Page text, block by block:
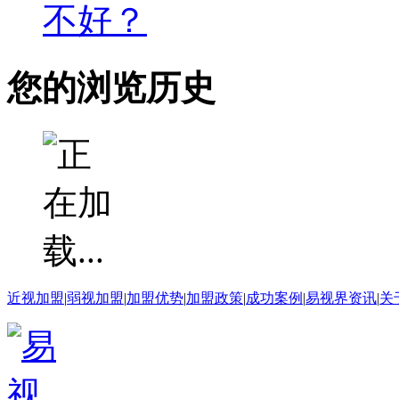
不好？
您的浏览历史
近视加盟|弱视加盟|加盟优势|加盟政策|成功案例 |易视界资讯|关